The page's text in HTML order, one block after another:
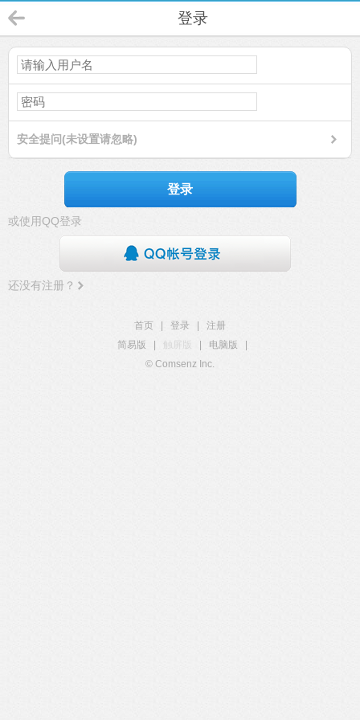
登录
安全提问(未设置请忽略)
登录
或使用QQ登录
还没有注册？
首页 登录
注册
简易版
触屏版 电脑版
© Comsenz Inc.